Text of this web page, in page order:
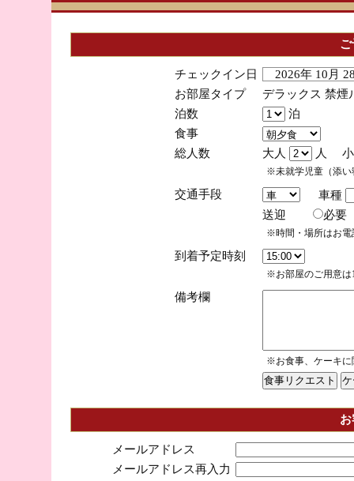
チェックイン日
2026年 10月
お部屋タイプ
デラックス 禁煙
泊数
泊
食事
総人数
大人 人 小
※未就学児童（添い
交通手段
車種
送迎
必
※時間・場所はお電
到着予定時刻
※お部屋のご用意は
備考欄
※お食事、ケーキに
メールアドレス
メールアドレス再入力